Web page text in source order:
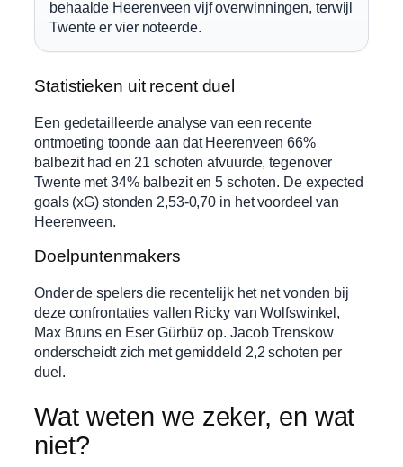
behaalde Heerenveen vijf overwinningen, terwijl
Twente er vier noteerde.
Statistieken uit recent duel
Een gedetailleerde analyse van een recente
ontmoeting toonde aan dat Heerenveen 66%
balbezit had en 21 schoten afvuurde, tegenover
Twente met 34% balbezit en 5 schoten. De expected
goals (xG) stonden 2,53-0,70 in het voordeel van
Heerenveen.
Doelpuntenmakers
Onder de spelers die recentelijk het net vonden bij
deze confrontaties vallen Ricky van Wolfswinkel,
Max Bruns en Eser Gürbüz op. Jacob Trenskow
onderscheidt zich met gemiddeld 2,2 schoten per
duel.
Wat weten we zeker, en wat
niet?